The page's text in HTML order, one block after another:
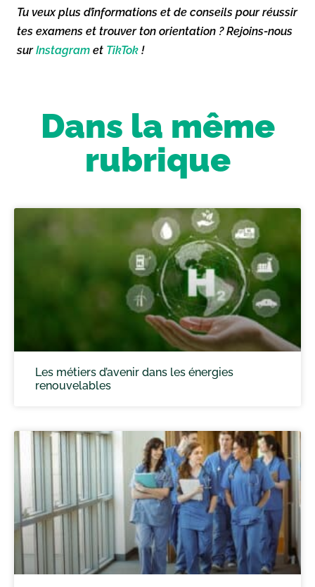
Tu veux plus d’informations et de conseils pour réussir
tes examens et trouver ton orientation ? Rejoins-nous
surInstagram et TikTok !
Dans la même
rubrique
Les métiers d’avenir dans les énergies
renouvelables